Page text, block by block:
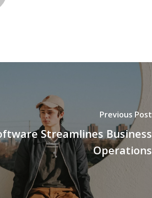
Previous Post
Streamlines Business
Operations